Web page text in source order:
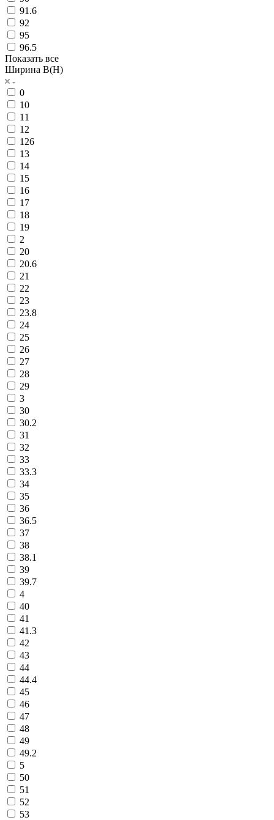
91.6
92
95
96.5
Показать все
Ширина B(H)
0
10
11
12
126
13
14
15
16
17
18
19
2
20
20.6
21
22
23
23.8
24
25
26
27
28
29
3
30
30.2
31
32
33
33.3
34
35
36
36.5
37
38
38.1
39
39.7
4
40
41
41.3
42
43
44
44.4
45
46
47
48
49
49.2
5
50
51
52
53